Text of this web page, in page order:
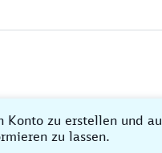
Konto zu erstellen und
zu lassen.